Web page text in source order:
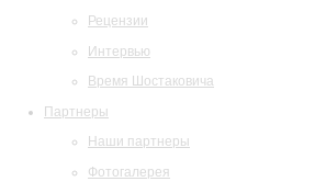
Рецензии
Интервью
Время Шостаковича
Партнеры
Наши партнеры
Фотогалерея